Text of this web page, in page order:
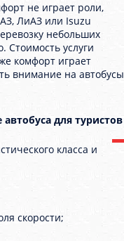
не играет роли,
ЛиАЗ или Isuzu
небольших
Стоимость услуги
комфорт играет
внимание на автобусы
для туристов
класса и
скорости;